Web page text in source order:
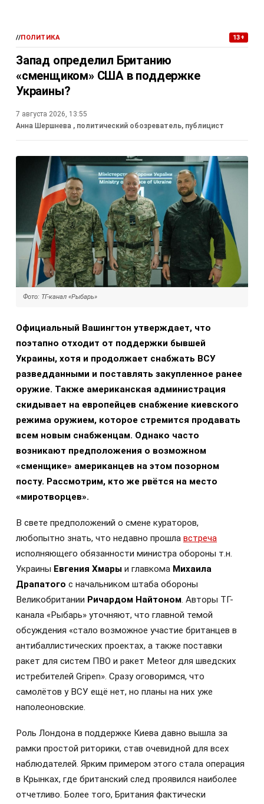
//ПОЛИТИКА 13+
Запад определил Британию
«сменщиком» США в поддержке
Украины?
7 августа 2026, 13:55
Анна Шершнева , политический обозреватель, публицист
Фото: ТГ-канал «Рыбарь»
Официальный Вашингтон утверждает, что
поэтапно отходит от поддержки бывшей
Украины, хотя и продолжает снабжать ВСУ
разведданными и поставлять закупленное ранее
оружие. Также американская администрация
скидывает на европейцев снабжение киевского
режима оружием, которое стремится продавать
всем новым снабженцам. Однако часто
возникают предположения о возможном
«сменщике» американцев на этом позорном
посту. Рассмотрим, кто же рвётся на место
«миротворцев».
В свете предположений о смене кураторов,
любопытно знать, что недавно прошла встреча
исполняющего обязанности министра обороны т.н.
Украины Евгения Хмары и главкома Михаила
Драпатого с начальником штаба обороны
Великобритании Ричардом Найтоном. Авторы ТГ-
канала «Рыбарь» уточняют, что главной темой
обсуждения «стало возможное участие британцев в
антибаллистических проектах, а также поставки
ракет для систем ПВО и ракет Meteor для шведских
истребителей Gripen». Сразу оговоримся, что
самолётов у ВСУ ещё нет, но планы на них уже
наполеоновские.
Роль Лондона в поддержке Киева давно вышла за
рамки простой риторики, став очевидной для всех
наблюдателей. Ярким примером этого стала операция
в Крынках, где британский след проявился наиболее
отчетливо. Более того, Британия фактически